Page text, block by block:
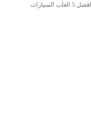
بالنسبة لي شخصيا ، ولكن اولا سأعترض معك افضل 5 العاب السيارات